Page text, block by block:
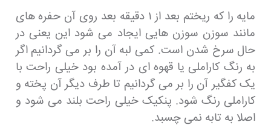
مایه را که ریختم بعد از ۱ دقیقه بعد روی آن حفره های
مانند سوزن سوزن هایی ایجاد می شود این یعنی در
حال سرخ شدن است. کمی لبه آن را بر می گردانیم اگر
به رنگ کاراملی یا قهوه ای در آمده بود خیلی راحت با
یک کفگیر آن را بر می گردانیم تا طرف دیگر آن پخته و
کاراملی رنگ شود. پنکیک خیلی راحت بلند می شود و
اصلا به تابه نمی چسبد.